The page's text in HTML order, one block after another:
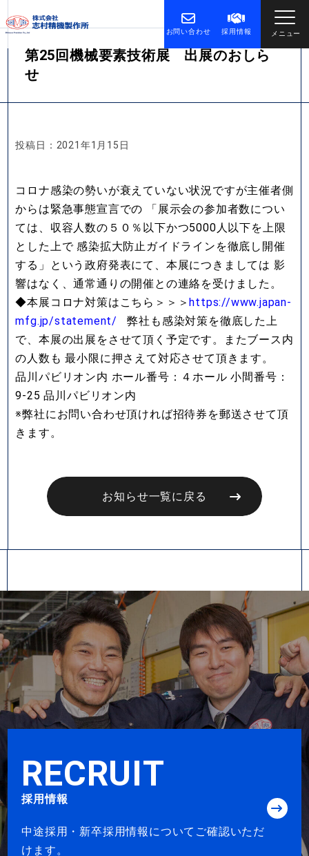
お問い合わせ 採用情報 メニュー
第25回機械要素技術展 出展のおしら
せ
投稿日：2021年1月15日
コロナ感染の勢いが衰えていない状況ですが主催者側
からは緊急事態宣言での 「展示会の参加者数につい
ては、収容人数の５０％以下かつ5000人以下を上限
とした上で 感染拡大防止ガイドラインを徹底し開催
する」という政府発表にて、本展につきましては 影
響はなく、通常通りの開催との連絡を受けました。
◆本展コロナ対策はこちら＞＞＞https://www.japan-
mfg.jp/statement/
弊社も感染対策を徹底した上
で、本展の出展をさせて頂く予定です。またブース内
の人数も 最小限に押さえて対応させて頂きます。
品川パビリオン内 ホール番号：４ホール 小間番号：
9-25 品川パビリオン内
※弊社にお問い合わせ頂ければ招待券を郵送させて頂
きます。
お知らせ一覧に戻る
RECRUIT
採用情報
中途採用・新卒採用情報についてご確認いただ
けます。